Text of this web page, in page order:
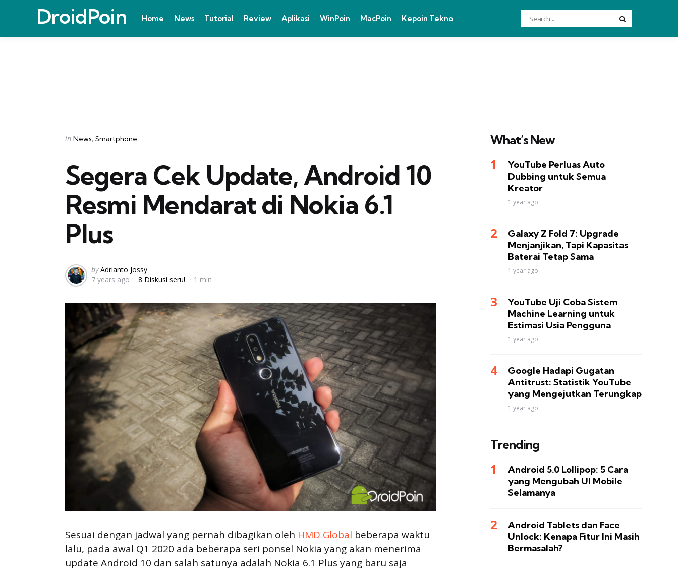
DroidPoin Home News Tutorial Review Aplikasi WinPoin MacPoin Kepoin Tekno
Search
for:
Categories
Posted
in News Smartphone
Segera Cek Update, Android 10
Resmi Mendarat di Nokia 6.1
Plus
Posted
by
by Adrianto Jossy
7 years ago
8 Diskusi seru! 1 min
Sesuai dengan jadwal yang pernah dibagikan oleh HMD Global beberapa waktu
lalu, pada awal Q1 2020 ada beberapa seri ponsel Nokia yang akan menerima
update Android 10 dan salah satunya adalah Nokia 6.1 Plus yang baru saja
What’s New
YouTube Perluas Auto
Dubbing untuk Semua
Kreator
1 year ago
Galaxy Z Fold 7: Upgrade
Menjanjikan, Tapi Kapasitas
Baterai Tetap Sama
1 year ago
YouTube Uji Coba Sistem
Machine Learning untuk
Estimasi Usia Pengguna
1 year ago
Google Hadapi Gugatan
Antitrust: Statistik YouTube
yang Mengejutkan Terungkap
1 year ago
Trending
Android 5.0 Lollipop: 5 Cara
yang Mengubah UI Mobile
Selamanya
Android Tablets dan Face
Unlock: Kenapa Fitur Ini Masih
Bermasalah?